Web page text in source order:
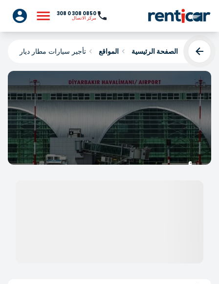
0850 308 0 308
مركز الاتصال
الصفحة الرئيسية المواقع تأجير سيارات مطار ديار بكر (DIY)
تأجير سيارات مطار ديار بكر